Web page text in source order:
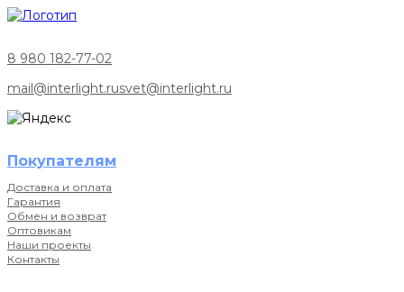
8 980 182-77-02
mail@interlight.rusvet@interlight.ru
Покупателям
Доставка и оплата
Гарантия
Обмен и возврат
Оптовикам
Наши проекты
Контакты